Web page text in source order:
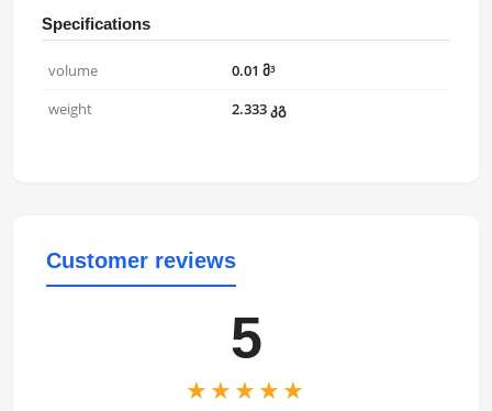
Specifications
volume
0.01 მ³
weight
2.333 კგ
Customer reviews
5
★★★★★